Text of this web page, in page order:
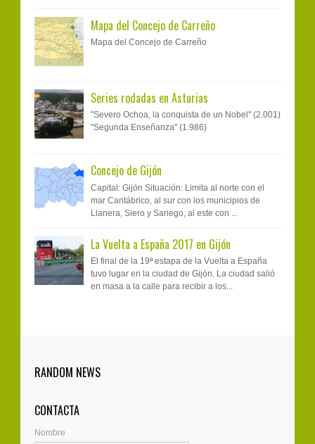
Mapa del Concejo de Carreño
Mapa del Concejo de Carreño
Series rodadas en Asturias
"Severo Ochoa, la conquista de un Nobel" (2.001)
"Segunda Enseñanza" (1.986)
Concejo de Gijón
Capital: Gijón Situación: Limita al norte con el
mar Cantábrico, al sur con los municipios de
Llanera, Siero y Sariego, al este con ...
La Vuelta a España 2017 en Gijón
El final de la 19ª estapa de la Vuelta a España
tuvo lugar en la ciudad de Gijón. La ciudad salió
en masa a la calle para recibir a los...
Best Places To Bet On Boxing -
wooricasinos.info sports betting event in which
world, each 메이피로출장마사지 player mu...
RANDOM NEWS
CONTACTA
Nombre